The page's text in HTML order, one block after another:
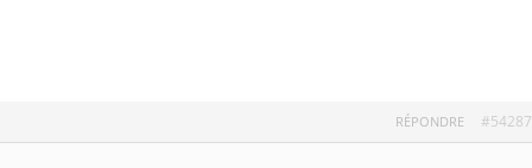
#54287
RÉPONDRE